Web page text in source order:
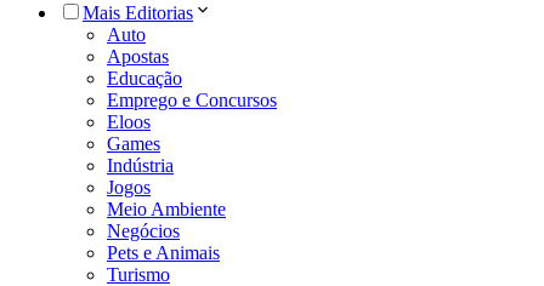
Mais Editorias
Auto
Apostas
Educação
Emprego e Concursos
Eloos
Games
Indústria
Jogos
Meio Ambiente
Negócios
Pets e Animais
Turismo